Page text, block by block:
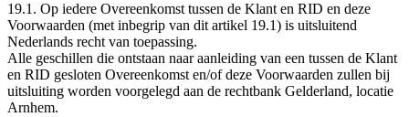
19.1. Op iedere Overeenkomst tussen de Klant en RID en deze
Voorwaarden (met inbegrip van dit artikel 19.1) is uitsluitend
Nederlands recht van toepassing.
Alle geschillen die ontstaan naar aanleiding van een tussen de Klant
en RID gesloten Overeenkomst en/of deze Voorwaarden zullen bij
uitsluiting worden voorgelegd aan de rechtbank Gelderland, locatie
Arnhem.